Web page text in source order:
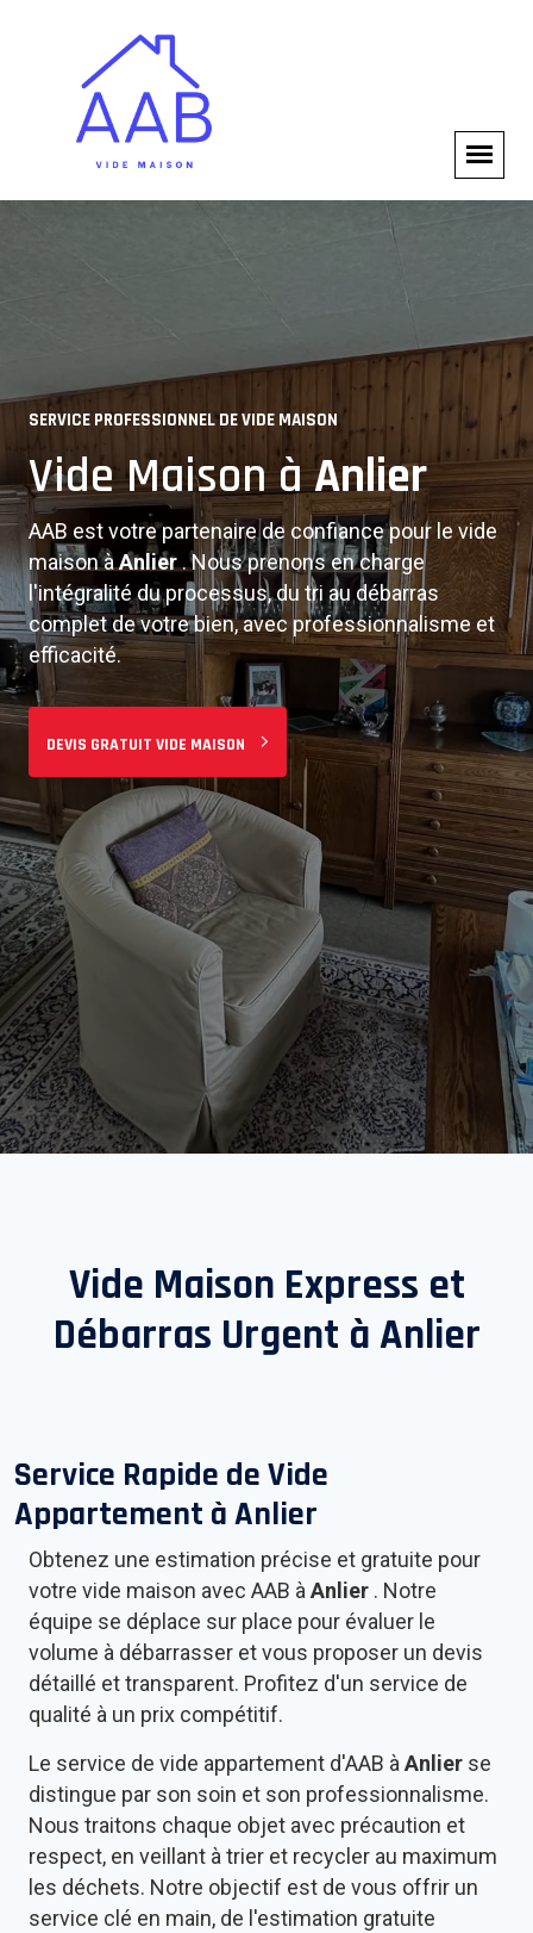
SERVICE PROFESSIONNEL DE VIDE MAISON
Vide Maison àAnlier
AAB est votre partenaire de confiance pour le vide
maison àAnlier. Nous prenons en charge
l'intégralité du processus, du tri au débarras
complet de votre bien, avec professionnalisme et
efficacité.
DEVIS GRATUIT VIDE MAISON
VIDE MAISON COMPLET
Experts en Vide Maison à
Anlier
De l'estimation gratuite à la remise des clés, nous
assurons un service de vide maison intégral.
Notre équipe expérimentée s'occupe de tout : tri,
démontage, évacuation et nettoyage final.
Vide Maison Express et
Débarras Urgent à Anlier
Service Rapide de Vide
Appartement àAnlier
Obtenez une estimation précise et gratuite pour
votre vide maison avec AAB àAnlier . Notre
équipe se déplace sur place pour évaluer le
volume à débarrasser et vous proposer un devis
détaillé et transparent. Profitez d'un service de
qualité à un prix compétitif.
Le service de vide appartement d'AAB àAnlier se
distingue par son soin et son professionnalisme.
Nous traitons chaque objet avec précaution et
respect, en veillant à trier et recycler au maximum
les déchets. Notre objectif est de vous offrir un
service clé en main, de l'estimation gratuite